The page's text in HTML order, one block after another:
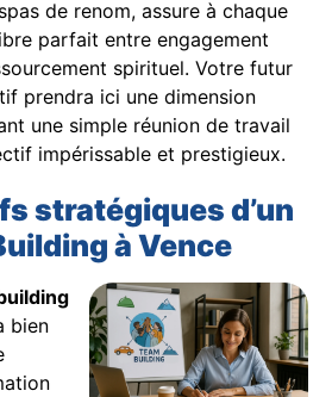
de renom, assure à chaque
parfait entre engagement
spirituel. Votre futur
prendra ici une dimension
une simple réunion de travail
impérissable et prestigieux.
stratégiques d’un
à Vence
bien